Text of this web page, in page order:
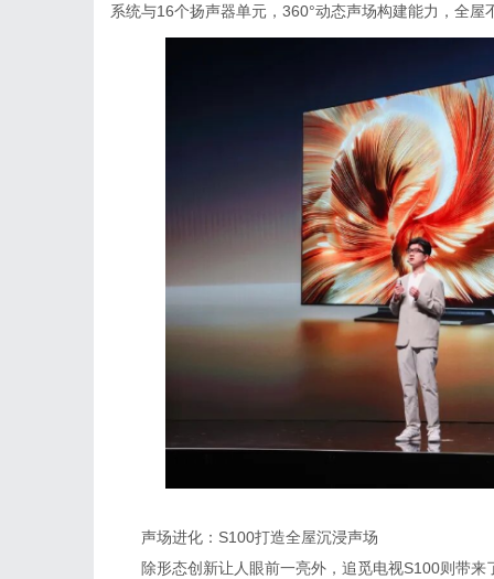
系统与16个扬声器单元，360°动态声场构建能力，全
声场进化：S100打造全屋沉浸声场
除形态创新让人眼前一亮外，追觅电视S100则带